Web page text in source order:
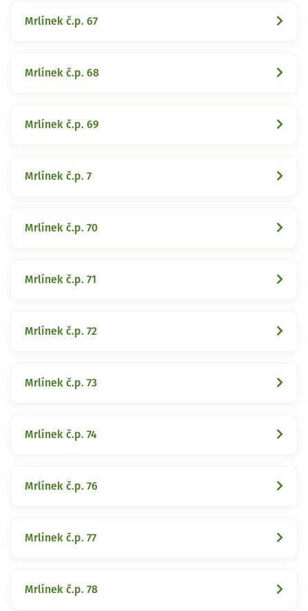
Mrlínek č.p. 67
Mrlínek č.p. 68
Mrlínek č.p. 69
Mrlínek č.p. 7
Mrlínek č.p. 70
Mrlínek č.p. 71
Mrlínek č.p. 72
Mrlínek č.p. 73
Mrlínek č.p. 74
Mrlínek č.p. 76
Mrlínek č.p. 77
Mrlínek č.p. 78